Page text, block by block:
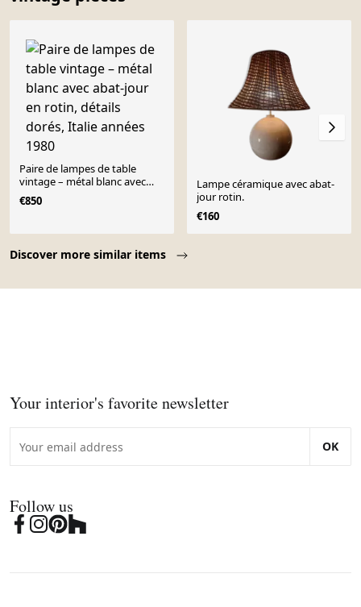
Discover more similar items
Paire de lampes de table
vintage – métal blanc avec
abat-jour en rotin, détails
dorés, Italie années 1980
€850
Lampe céramique avec abat-
jour rotin.
€160
Your interior's favorite newsletter
OK
Follow us